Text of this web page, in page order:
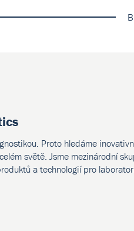
Proto hledáme
světě. Jsme mezinárodní
a technologií pro